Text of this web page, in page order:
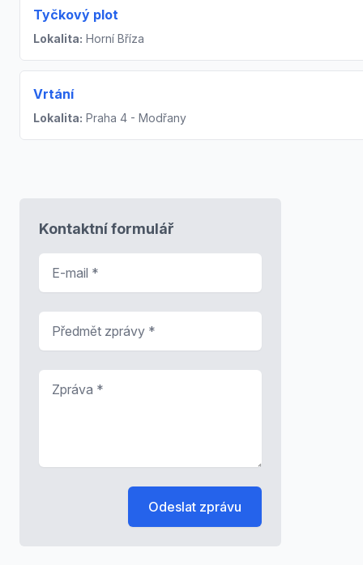
Tyčkový plot
Lokalita: Horní Bříza
Vrtání
Lokalita: Praha 4 - Modřany
Kontaktní formulář
Odeslat zprávu